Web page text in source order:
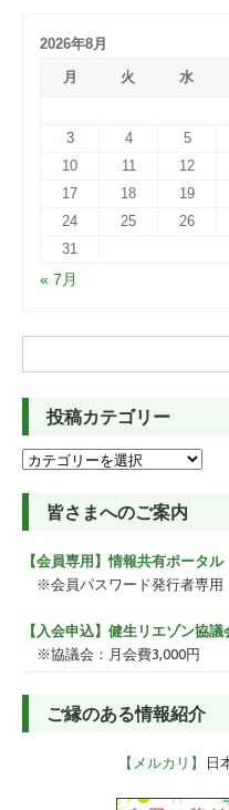
2026年8月
月
火 水
3
4 5
10
11 12
17
18 19
24
25 26
31
« 7月
索:
投稿カテゴリー
投
リ
皆さまへのご案内
【会員専用】情報共有ポータル
※会員パスワード発行者専用
【入会申込】健生リエゾン協議
※協議会：月会費3,000円
ご縁のある情報紹介
【メルカリ】 日